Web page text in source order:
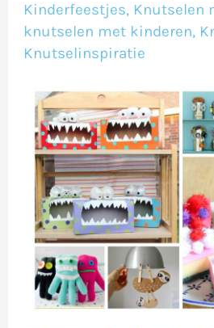
Kinderfeestjes, Knutselen
knutselen met kinderen,
Knutselinspiratie
en-
keukenspulletjes